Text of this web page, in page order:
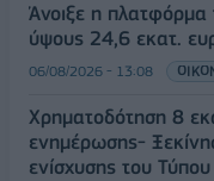
Άνοιξε η πλατφόρμα
ύψους 24,6 εκατ.
06/08/2026 - 13:08
Χρηματοδότηση 8
ενημέρωσης-
ενίσχυσης του Τύπου